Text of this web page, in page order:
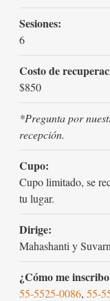
Sesiones:
6
Costo de
$850
*Pregunta por
recepción.
Cupo:
Cupo limitado, se
tu lugar.
Dirige:
Mahashanti y
¿Cómo me
55-5525-0086,55-